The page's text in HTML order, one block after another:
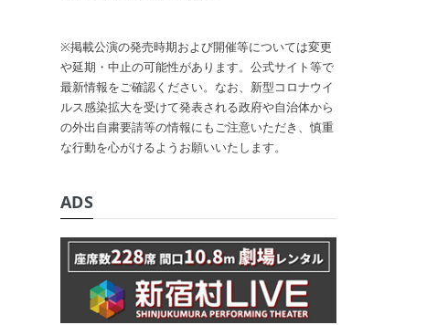
※掲載公演の発売時期および開催等については変更
や延期・中止の可能性があります。公式サイト等で
最新情報をご確認ください。なお、新型コロナウイ
ルス感染拡大を受けて発表される政府や自治体から
の外出自粛要請等の情報にもご注意いただき、慎重
な行動を心がけるようお願いいたします。
ADS